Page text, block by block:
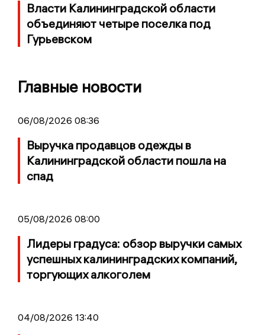
Власти Калининградской области
объединяют четыре поселка под
Гурьевском
Главные новости
06/08/2026 08:36
Выручка продавцов одежды в
Калининградской области пошла на
спад
05/08/2026 08:00
Лидеры градуса: обзор выручки самых
успешных калининградских компаний,
торгующих алкоголем
04/08/2026 13:40